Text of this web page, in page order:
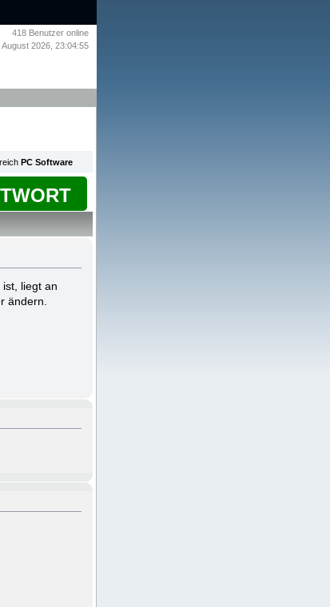
418 Benutzer online
August 2026, 23:04:55
PC Software
liegt an
ändern.